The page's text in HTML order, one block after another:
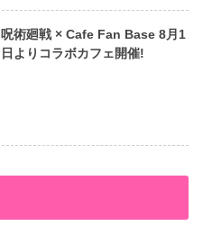
呪術廻戦 × Cafe Fan Base 8月1
日よりコラボカフェ開催!